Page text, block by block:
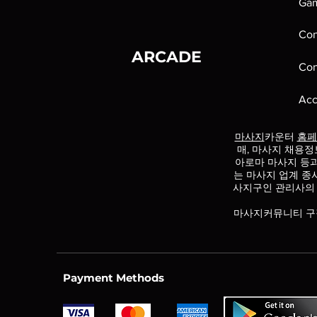
ARCADE
마사지카운터 홈
매, 마사지 채용
아로마 마사지 등
는 마사지 업계 종
사지구인 관리사
마사지커뮤니티
Payment Methods